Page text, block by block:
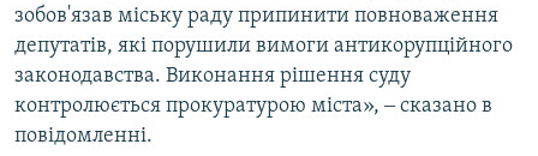
зобов'язав міську раду припинити повноваження
депутатів, які порушили вимоги антикорупційного
законодавства. Виконання рішення суду
контролюється прокуратурою міста», ‒ сказано в
повідомленні.